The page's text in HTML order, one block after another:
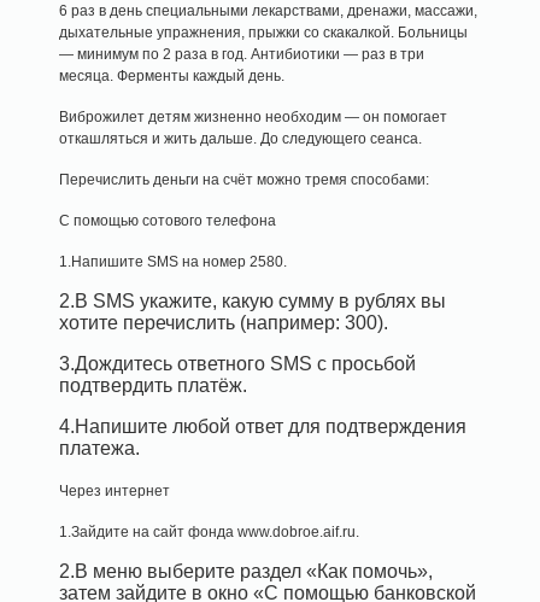
6 раз в день специальными лекарствами, дренажи, массажи,
дыхательные упражнения, прыжки со скакалкой. Больницы
— минимум по 2 раза в год. Антибиотики — раз в три
месяца. Ферменты каждый день.
Виброжилет детям жизненно необходим — он помогает
откашляться и жить дальше. До следующего сеанса.
Перечислить деньги на счёт можно тремя способами:
С помощью сотового телефона
1.Напишите SMS на номер 2580.
2.В SMS укажите, какую сумму в рублях вы
хотите перечислить (например: 300).
3.Дождитесь ответного SMS с просьбой
подтвердить платёж.
4.Напишите любой ответ для подтверждения
платежа.
Через интернет
1.Зайдите на сайт фонда www.dobroe.aif.ru.
2.В меню выберите раздел «Как помочь»,
затем зайдите в окно «С помощью банковской